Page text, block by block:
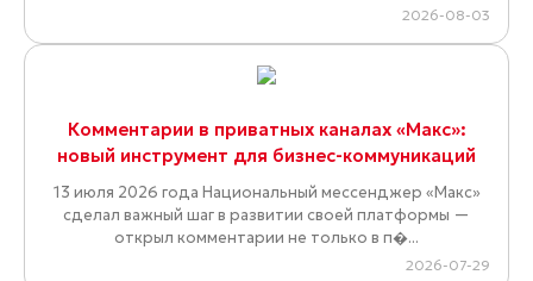
2026-08-03
Комментарии в приватных каналах «Макс»:
новый инструмент для бизнес-коммуникаций
13 июля 2026 года Национальный мессенджер «Макс»
сделал важный шаг в развитии своей платформы —
открыл комментарии не только в п�...
2026-07-29